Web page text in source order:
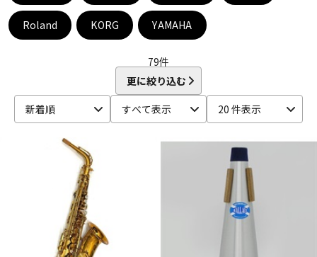
Roland KORG YAMAHA
79件
更に絞り込む
新着順
すべて表示 20 件表示